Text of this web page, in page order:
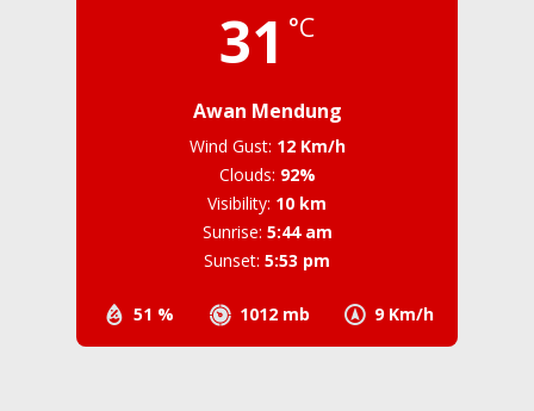
31 °C
Awan Mendung
51 % 1012 mb 9 Km/h
Wind Gust: 12 Km/h
Clouds: 92%
Visibility: 10 km
Sunrise: 5:44 am
Sunset: 5:53 pm